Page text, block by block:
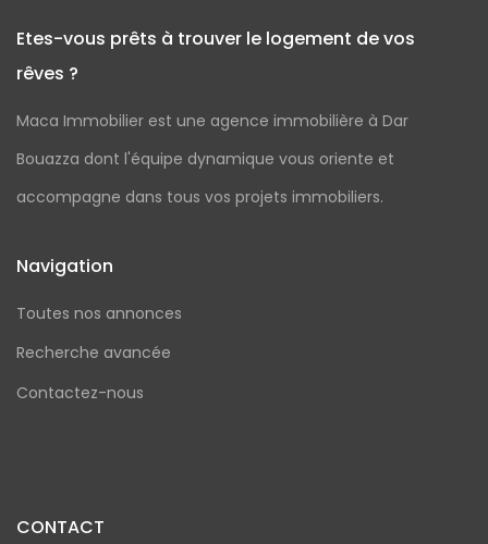
Etes-vous prêts à trouver le logement de vos
rêves ?
Maca Immobilier est une agence immobilière à Dar
Bouazza dont l'équipe dynamique vous oriente et
accompagne dans tous vos projets immobiliers.
Navigation
Toutes nos annonces
Recherche avancée
Contactez-nous
CONTACT